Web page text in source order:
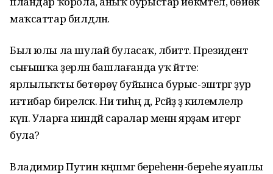
маҡсаттар билдәләнә.
Был юлы ла шулай буласаҡ, әлбиттә. Президент
сығышҡа әҙерләнә башлағанда уҡ әйтте:
ярлылыҡты бөтөрөү буйынса бурыс-эштәргә ҙур
иғтибар биреләсәк. Ни тиһәң дә, Рәсәйҙә әҙ килемлеләр
күп. Уларға ниндәй саралар менән ярҙам итергә
була?
Владимир Путин кәңәшмәгә береһенән-береһе яуаплы